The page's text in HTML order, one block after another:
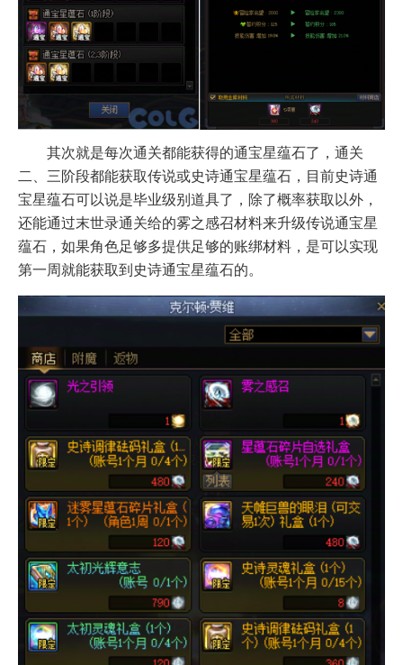
其次就是每次通关都能获得的通宝星蕴石了，通关
二、三阶段都能获取传说或史诗通宝星蕴石，目前史诗通
宝星蕴石可以说是毕业级别道具了，除了概率获取以外，
还能通过末世录通关给的雾之感召材料来升级传说通宝星
蕴石，如果角色足够多提供足够的账绑材料，是可以实现
第一周就能获取到史诗通宝星蕴石的。